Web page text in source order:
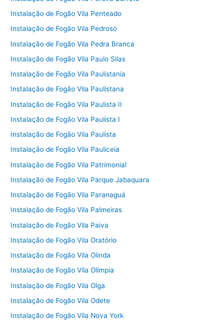
Instalação de Fogão Vila Penteado
Instalação de Fogão Vila Pedroso
Instalação de Fogão Vila Pedra Branca
Instalação de Fogão Vila Paulo Silas
Instalação de Fogão Vila Paulistania
Instalação de Fogão Vila Paulistana
Instalação de Fogão Vila Paulista II
Instalação de Fogão Vila Paulista I
Instalação de Fogão Vila Paulista
Instalação de Fogão Vila Pauliceia
Instalação de Fogão Vila Patrimonial
Instalação de Fogão Vila Parque Jabaquara
Instalação de Fogão Vila Paranaguá
Instalação de Fogão Vila Palmeiras
Instalação de Fogão Vila Paiva
Instalação de Fogão Vila Oratório
Instalação de Fogão Vila Olinda
Instalação de Fogão Vila Olímpia
Instalação de Fogão Vila Olga
Instalação de Fogão Vila Odete
Instalação de Fogão Vila Nova York